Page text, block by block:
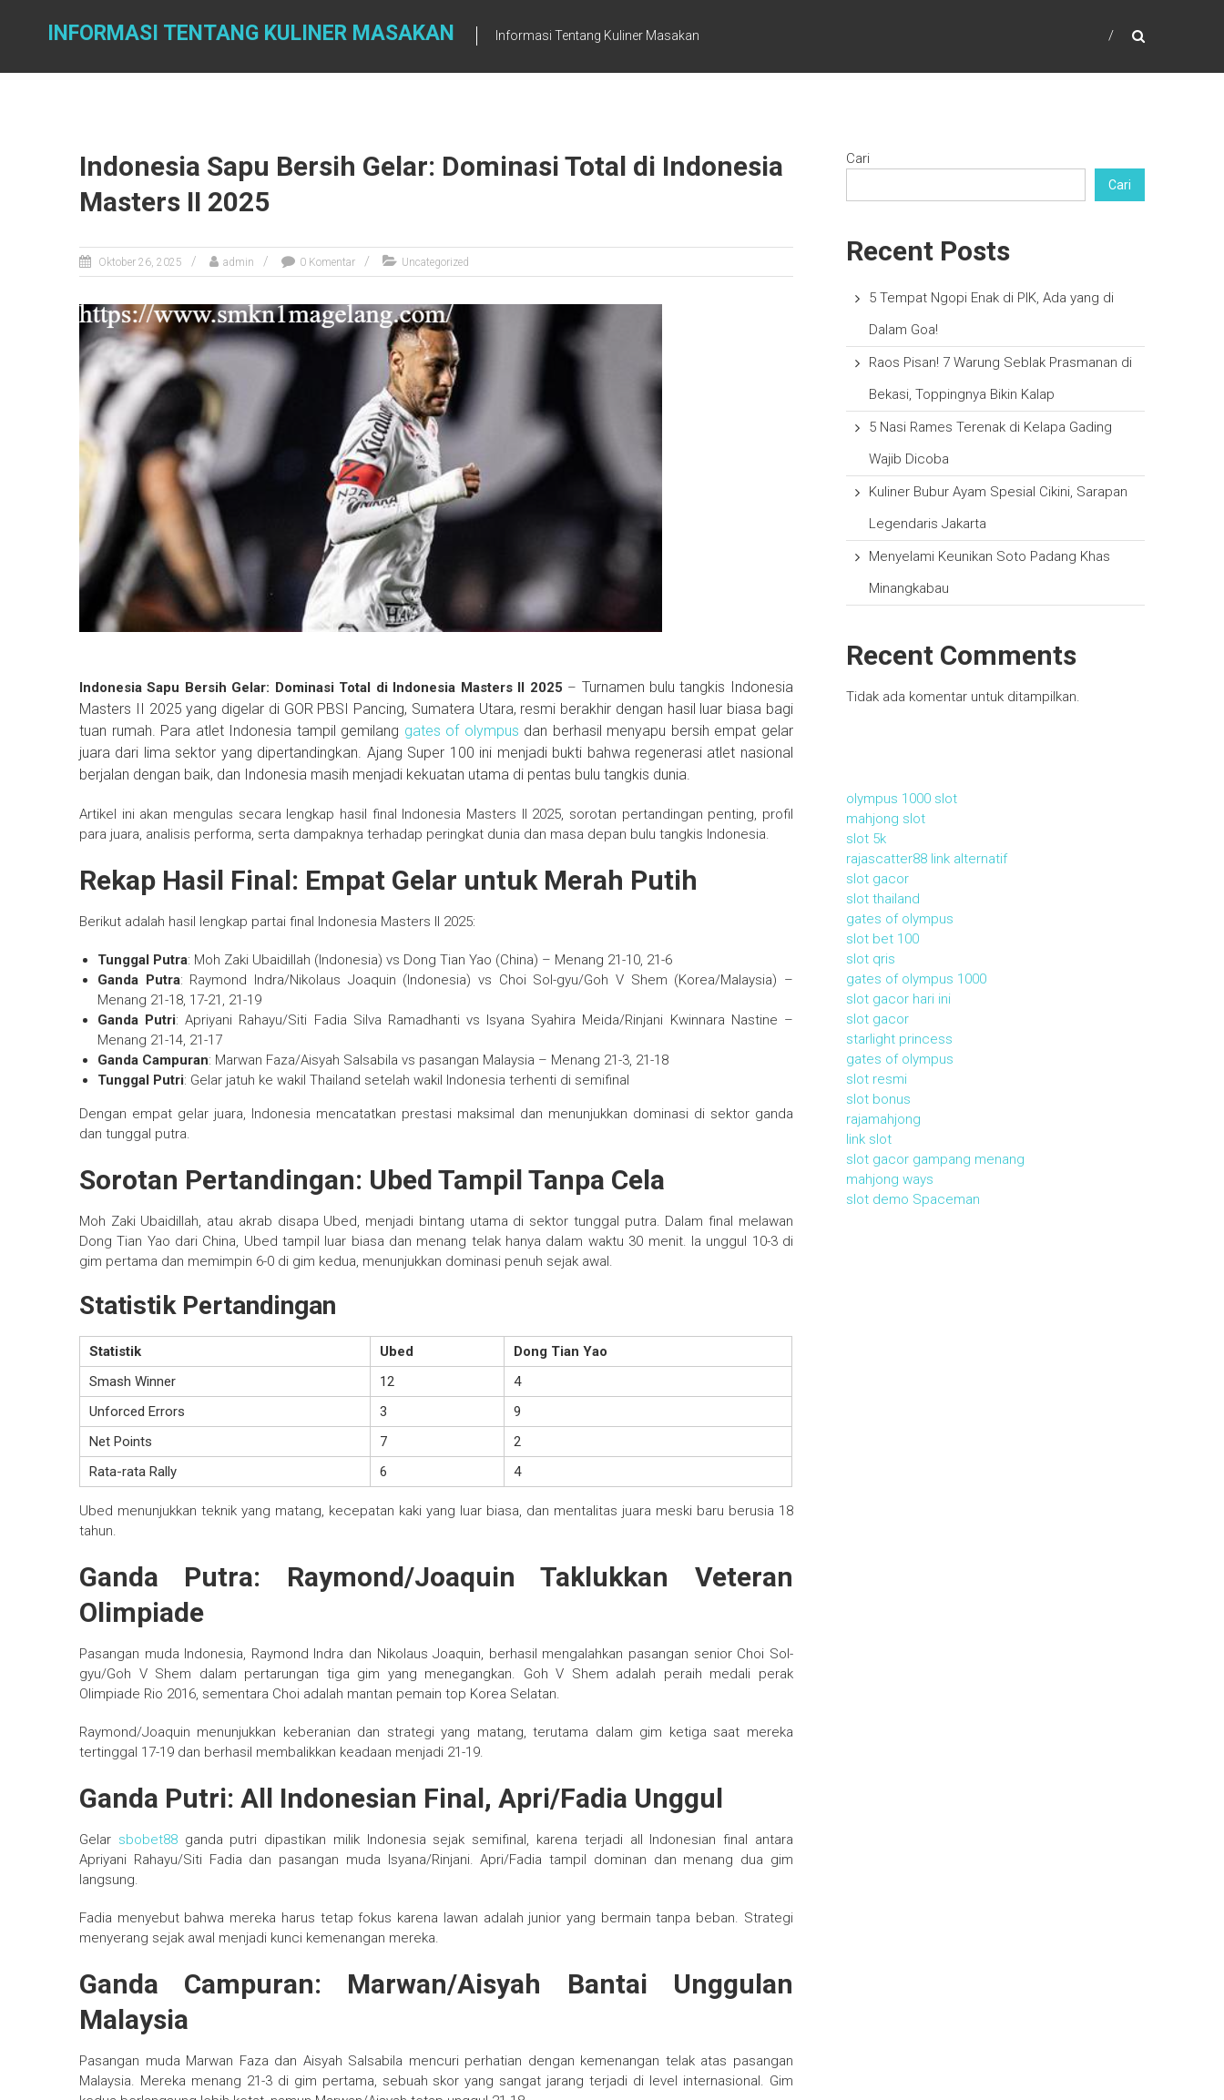
INFORMASI TENTANG KULINER MASAKAN Informasi Tentang Kuliner Masakan
Indonesia Sapu Bersih Gelar: Dominasi Total di Indonesia
Masters II 2025
Oktober 26, 2025 admin 0 Komentar Uncategorized
Indonesia Sapu Bersih Gelar: Dominasi Total di Indonesia Masters II 2025 – Turnamen bulu tangkis Indonesia
Masters II 2025 yang digelar di GOR PBSI Pancing, Sumatera Utara, resmi berakhir dengan hasil luar biasa bagi
tuan rumah. Para atlet Indonesia tampil gemilang gates of olympus dan berhasil menyapu bersih empat gelar
juara dari lima sektor yang dipertandingkan. Ajang Super 100 ini menjadi bukti bahwa regenerasi atlet nasional
berjalan dengan baik, dan Indonesia masih menjadi kekuatan utama di pentas bulu tangkis dunia.
Artikel ini akan mengulas secara lengkap hasil final Indonesia Masters II 2025, sorotan pertandingan penting, profil
para juara, analisis performa, serta dampaknya terhadap peringkat dunia dan masa depan bulu tangkis Indonesia.
Rekap Hasil Final: Empat Gelar untuk Merah Putih
Berikut adalah hasil lengkap partai final Indonesia Masters II 2025:
Tunggal Putra: Moh Zaki Ubaidillah (Indonesia) vs Dong Tian Yao (China) – Menang 21-10, 21-6
Ganda Putra: Raymond Indra/Nikolaus Joaquin (Indonesia) vs Choi Sol-gyu/Goh V Shem (Korea/Malaysia) –
Menang 21-18, 17-21, 21-19
Ganda Putri: Apriyani Rahayu/Siti Fadia Silva Ramadhanti vs Isyana Syahira Meida/Rinjani Kwinnara Nastine –
Menang 21-14, 21-17
Ganda Campuran: Marwan Faza/Aisyah Salsabila vs pasangan Malaysia – Menang 21-3, 21-18
Tunggal Putri: Gelar jatuh ke wakil Thailand setelah wakil Indonesia terhenti di semifinal
Dengan empat gelar juara, Indonesia mencatatkan prestasi maksimal dan menunjukkan dominasi di sektor ganda
dan tunggal putra.
Sorotan Pertandingan: Ubed Tampil Tanpa Cela
Moh Zaki Ubaidillah, atau akrab disapa Ubed, menjadi bintang utama di sektor tunggal putra. Dalam final melawan
Dong Tian Yao dari China, Ubed tampil luar biasa dan menang telak hanya dalam waktu 30 menit. Ia unggul 10-3 di
gim pertama dan memimpin 6-0 di gim kedua, menunjukkan dominasi penuh sejak awal.
Statistik Pertandingan
Statistik Ubed
Dong Tian Yao
Smash Winner
12
4
Unforced Errors
3
9
Net Points
7
2
Rata-rata Rally
6 4
Ubed menunjukkan teknik yang matang, kecepatan kaki yang luar biasa, dan mentalitas juara meski baru berusia 18
tahun.
Ganda Putra: Raymond/Joaquin Taklukkan Veteran
Olimpiade
Pasangan muda Indonesia, Raymond Indra dan Nikolaus Joaquin, berhasil mengalahkan pasangan senior Choi Sol-
gyu/Goh V Shem dalam pertarungan tiga gim yang menegangkan. Goh V Shem adalah peraih medali perak
Olimpiade Rio 2016, sementara Choi adalah mantan pemain top Korea Selatan.
Raymond/Joaquin menunjukkan keberanian dan strategi yang matang, terutama dalam gim ketiga saat mereka
tertinggal 17-19 dan berhasil membalikkan keadaan menjadi 21-19.
Ganda Putri: All Indonesian Final, Apri/Fadia Unggul
Gelar sbobet88 ganda putri dipastikan milik Indonesia sejak semifinal, karena terjadi all Indonesian final antara
Apriyani Rahayu/Siti Fadia dan pasangan muda Isyana/Rinjani. Apri/Fadia tampil dominan dan menang dua gim
langsung.
Fadia menyebut bahwa mereka harus tetap fokus karena lawan adalah junior yang bermain tanpa beban. Strategi
menyerang sejak awal menjadi kunci kemenangan mereka.
Ganda Campuran: Marwan/Aisyah Bantai Unggulan
Malaysia
Pasangan muda Marwan Faza dan Aisyah Salsabila mencuri perhatian dengan kemenangan telak atas pasangan
Malaysia. Mereka menang 21-3 di gim pertama, sebuah skor yang sangat jarang terjadi di level internasional. Gim
Cari
Cari
Recent Posts
5 Tempat Ngopi Enak di PIK, Ada yang di
Dalam Goa!
Raos Pisan! 7 Warung Seblak Prasmanan di
Bekasi, Toppingnya Bikin Kalap
5 Nasi Rames Terenak di Kelapa Gading
Wajib Dicoba
Kuliner Bubur Ayam Spesial Cikini, Sarapan
Legendaris Jakarta
Menyelami Keunikan Soto Padang Khas
Minangkabau
Recent Comments
Tidak ada komentar untuk ditampilkan.
olympus 1000 slot
mahjong slot
slot 5k
rajascatter88 link alternatif
slot gacor
slot thailand
gates of olympus
slot bet 100
slot qris
gates of olympus 1000
slot gacor hari ini
slot gacor
starlight princess
gates of olympus
slot resmi
slot bonus
rajamahjong
link slot
slot gacor gampang menang
mahjong ways
slot demo Spaceman